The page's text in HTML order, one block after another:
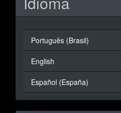
Português (Brasil)
English
Español (España)